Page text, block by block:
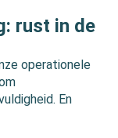
rust in de
operationele
En